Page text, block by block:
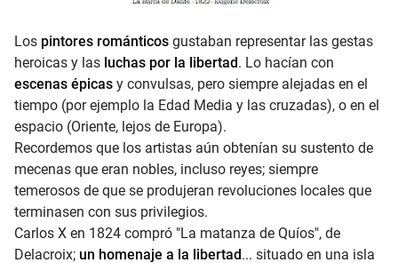
Los pintores románticos gustaban representar las gestas
heroicas y las luchas por la libertad. Lo hacían con
escenas épicas y convulsas, pero siempre alejadas en el
tiempo (por ejemplo la Edad Media y las cruzadas), o en el
espacio (Oriente, lejos de Europa).
Recordemos que los artistas aún obtenían su sustento de
mecenas que eran nobles, incluso reyes; siempre
temerosos de que se produjeran revoluciones locales que
terminasen con sus privilegios.
Carlos X en 1824 compró "La matanza de Quíos", de
Delacroix; un homenaje a la libertad... situado en una isla